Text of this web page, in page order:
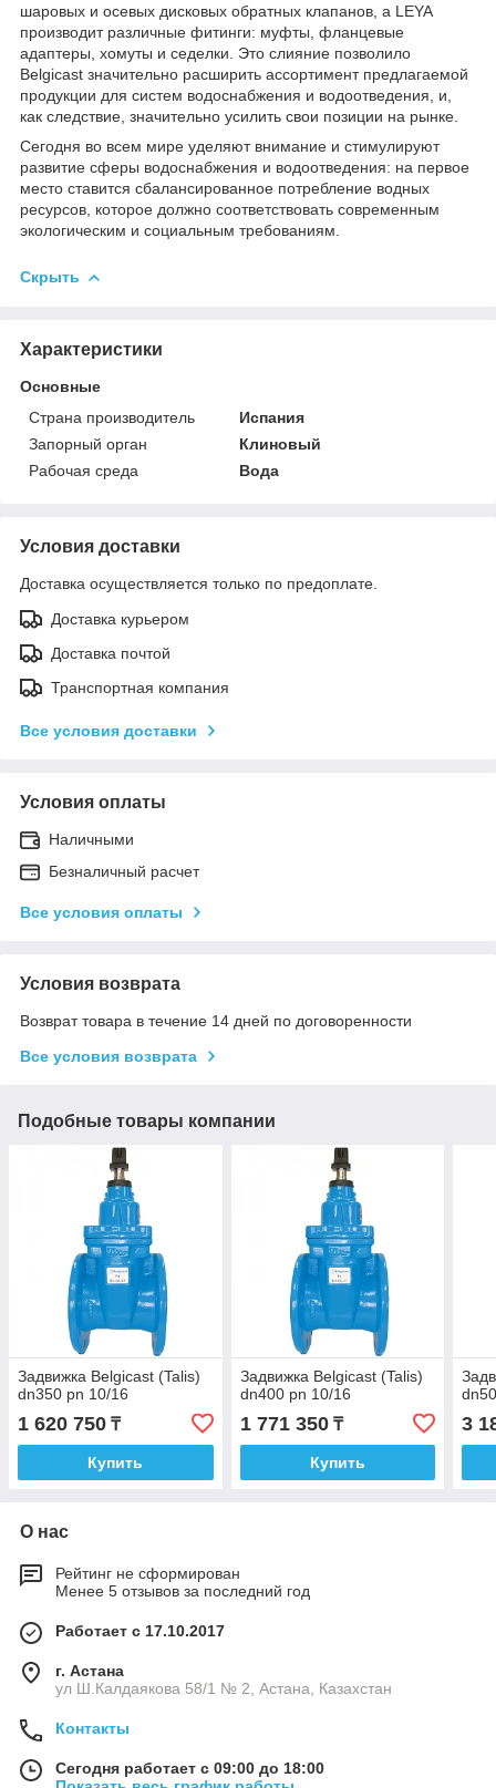
шаровых и осевых дисковых обратных клапанов, а LEYA
производит различные фитинги: муфты, фланцевые
адаптеры, хомуты и седелки. Это слияние позволило
Belgicast значительно расширить ассортимент предлагаемой
продукции для систем водоснабжения и водоотведения, и,
как следствие, значительно усилить свои позиции на рынке.
Сегодня во всем мире уделяют внимание и стимулируют
развитие сферы водоснабжения и водоотведения: на первое
место ставится сбалансированное потребление водных
ресурсов, которое должно соответствовать современным
экологическим и социальным требованиям.
Скрыть
Характеристики
Основные
Страна производитель
Испания
Запорный орган
Клиновый
Рабочая среда
Вода
Условия доставки
Доставка осуществляется только по предоплате.
Доставка курьером
Доставка почтой
Транспортная компания
Все условия доставки
Условия оплаты
Наличными
Безналичный расчет
Все условия оплаты
Условия возврата
Возврат товара в течение 14 дней по договоренности
Все условия возврата
Подобные товары компании
Задвижка Belgicast (Talis)
dn350 pn 10/16
1 620 750 ₸
Купить
Задвижка Belgicast (Talis)
dn400 pn 10/16
1 771 350₸
Купить
3
О нас
Рейтинг не сформирован
Менее 5 отзывов за последний год
Работает с 17.10.2017
г. Астана
ул Ш.Калдаякова 58/1 № 2, Астана, Казахстан
Контакты
Сегодня работает с 09:00 до 18:00